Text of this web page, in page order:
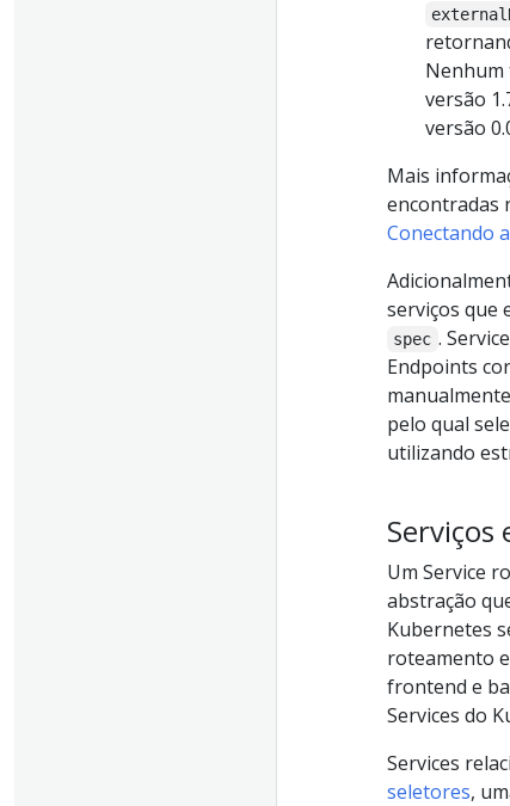
Nenhum
versão
versão
Mais
encontradas
Conectando
serviços que
spec .
Endpoints
pelo qual
utilizando
Serviços
Um Service
abstração
Kubernetes
roteamento
frontend e
Services do
Services
seletores,